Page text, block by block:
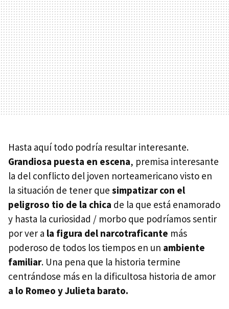
Hasta aquí todo podría resultar interesante.
Grandiosa puesta en escena, premisa interesante
la del conflicto del joven norteamericano visto en
la situación de tener que simpatizar con el
peligroso tio de la chica de la que está enamorado
y hasta la curiosidad / morbo que podríamos sentir
por ver a la figura del narcotraficante más
poderoso de todos los tiempos en un ambiente
familiar. Una pena que la historia termine
centrándose más en la dificultosa historia de amor
a lo Romeo y Julieta barato.